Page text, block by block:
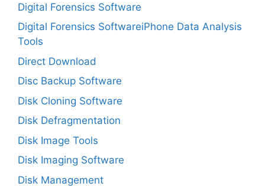
Digital Forensics Software
Digital Forensics SoftwareiPhone Data Analysis
Tools
Direct Download
Disc Backup Software
Disk Cloning Software
Disk Defragmentation
Disk Image Tools
Disk Imaging Software
Disk Management